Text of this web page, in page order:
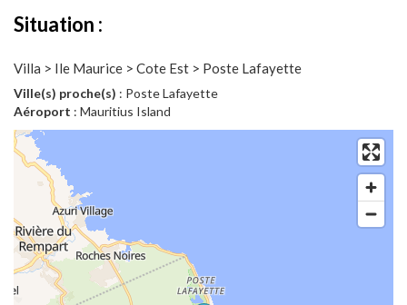
Situation :
Villa > Ile Maurice > Cote Est > Poste Lafayette
Ville(s) proche(s) : Poste Lafayette
Aéroport : Mauritius Island